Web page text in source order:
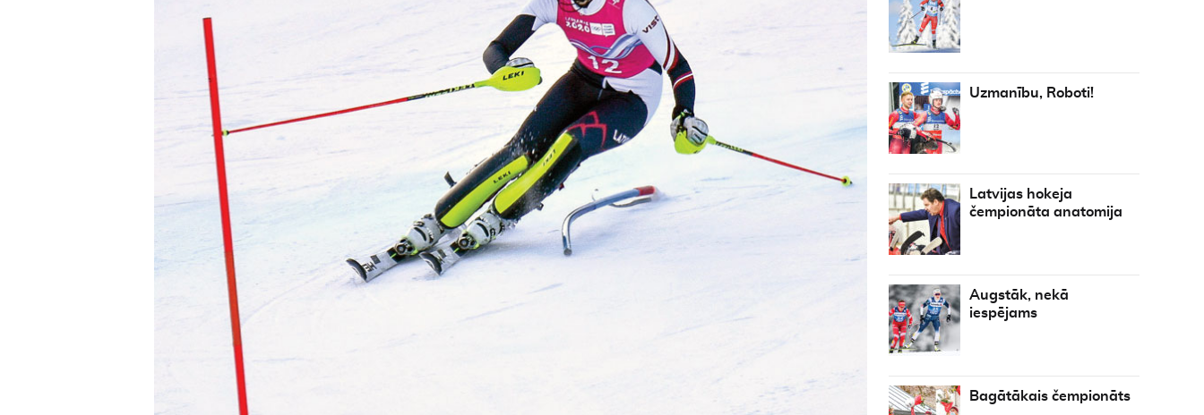
Uzmanību, Roboti!
Latvijas hokeja
čempionāta anatomija
Augstāk, nekā
iespējams
Bagātākais čempionāts